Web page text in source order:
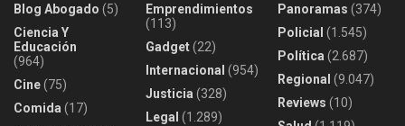
Blog Abogado (5)
Ciencia Y
Educación
(964)
Cine(75)
Comida (17)
Emprendimientos
(113)
Gadget(22)
Internacional (954)
Justicia (328)
Legal (1.289)
Panoramas (374)
Policial (1.545)
Política (2.687)
Regional (9.047)
Reviews (10)